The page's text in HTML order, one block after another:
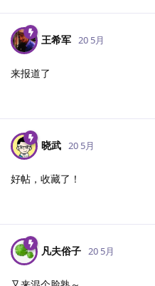
王希军 20 5月
来报道了
晓武 20 5月
好帖，收藏了！
凡夫俗子 20 5月